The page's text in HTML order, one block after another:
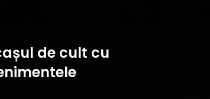
de cult cu